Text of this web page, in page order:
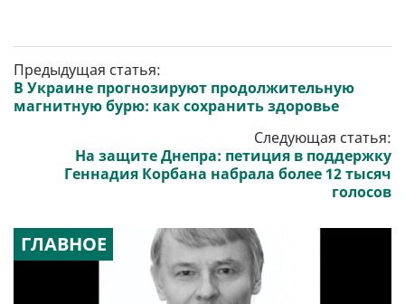
Предыдущая статья:
В Украине прогнозируют продолжительную
магнитную бурю: как сохранить здоровье
Следующая статья:
На защите Днепра: петиция в поддержку
Геннадия Корбана набрала более 12 тысяч
голосов
ГЛАВНОЕ